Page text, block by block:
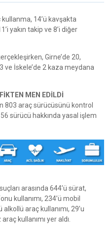
kullanma, 14’ü kavşakta
yakın takip ve 8’i diğer
Girne’de 20,
ve İskele’de 2 kaza meydana
MEN EDİLDİ
803 araç sürücüsünü kontrol
sürücü hakkında yasal işlem
arasında 644’ü sürat,
kullanımı, 234’ü mobil
araç kullanımı, 29’u
kullanımı yer aldı.